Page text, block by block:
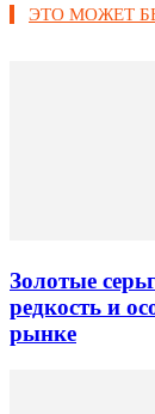
ЭТО МОЖЕТ
Золотые
редкость и
рынке